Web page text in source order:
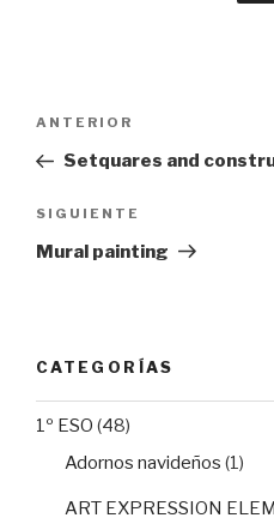
entradas
Entrada
anterior:
ANTERIOR
Setquares and
Siguiente
entrada
SIGUIENTE
Mural painting
CATEGORÍAS
1º ESO (48)
Adornos navideños (1)
ART EXPRESSION